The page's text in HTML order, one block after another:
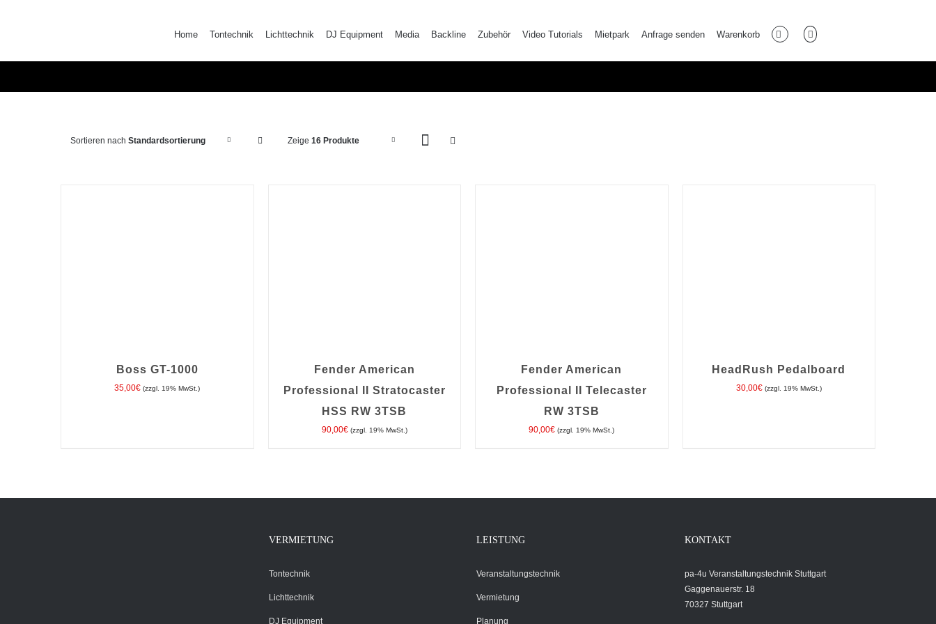
Home Tontechnik Lichttechnik DJ Equipment Media Backline Zubehör Video Tutorials Mietpark Anfrage senden Warenkorb
Sortieren nach Standardsortierung Zeige 16 Produkte
Boss GT-1000
35,00€ (zzgl. 19% MwSt.)
IN DEN WARENKORB / DETAILS
Fender American
Professional II Stratocaster
HSS RW 3TSB
90,00€ (zzgl. 19% MwSt.) IN DEN WARENKORB / DETAILS
Fender American
Professional II Telecaster
RW 3TSB
90,00€ (zzgl. 19% MwSt.)
HeadRush Pedalboard
30,00€ (zzgl. 19% MwSt.)
VERMIETUNG
Tontechnik
Lichttechnik
DJ Equipment
LEISTUNG
Veranstaltungstechnik
Vermietung
Planung
KONTAKT
pa-4u Veranstaltungstechnik Stuttgart
Gaggenauerstr. 18
70327 Stuttgart